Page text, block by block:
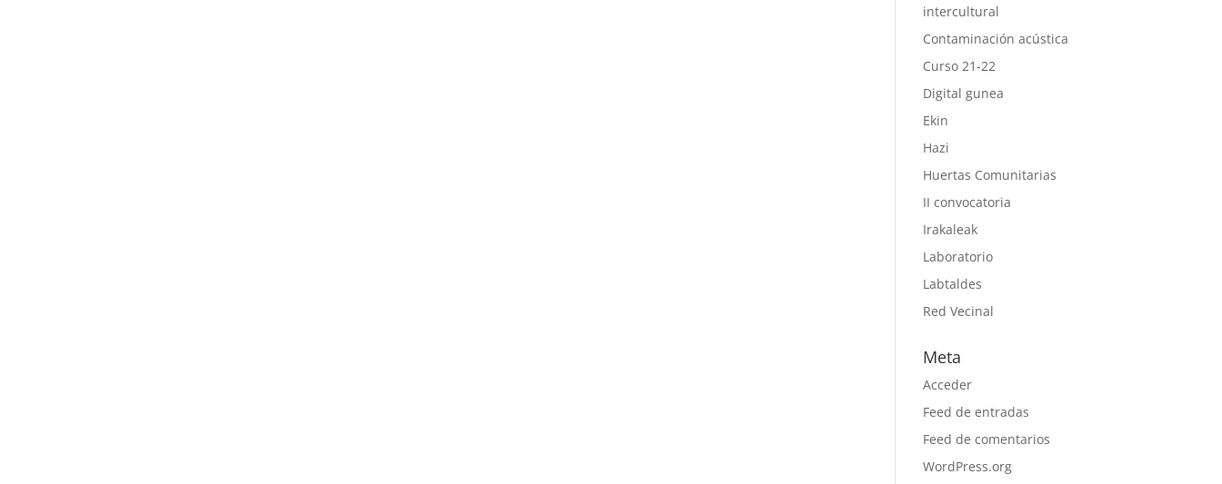
intercultural
Contaminación acústica
Curso 21-22
Digital gunea
Ekin
Hazi
Huertas Comunitarias
II convocatoria
Irakaleak
Laboratorio
Labtaldes
Red Vecinal
Meta
Acceder
Feed de entradas
Feed de comentarios
WordPress.org